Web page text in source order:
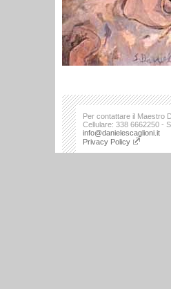
Per contattare il Maestro
Cellulare: 338 6662250 -
info@danielescaglioni.it
Privacy Policy